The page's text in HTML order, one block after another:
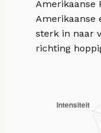
Amerikaanse
Amerikaanse
sterk in naar
richting